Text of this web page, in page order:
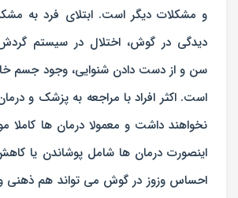
و مشکلات دیگر است. ابتلای فرد به
دیدگی در گوش، اختلال در سیستم
سن و از دست دادن شنوایی، وجود جسم
است. اکثر افراد با مراجعه به پزشک و
نخواهند داشت و معمولا درمان ها کاملا
اینصورت درمان ها شامل پوشاندن یا
احساس وزوز در گوش می تواند هم ذهنی